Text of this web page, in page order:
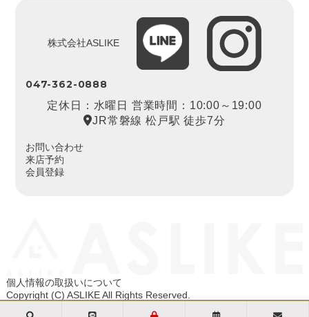
株式会社ASLIKE
047-362-0888
定休日：水曜日 営業時間：10:00～19:00
JR常磐線 松戸駅 徒歩7分
お問い合わせ
来店予約
会員登録
個人情報の取扱いについて
Copyright (C) ASLIKE All Rights Reserved.